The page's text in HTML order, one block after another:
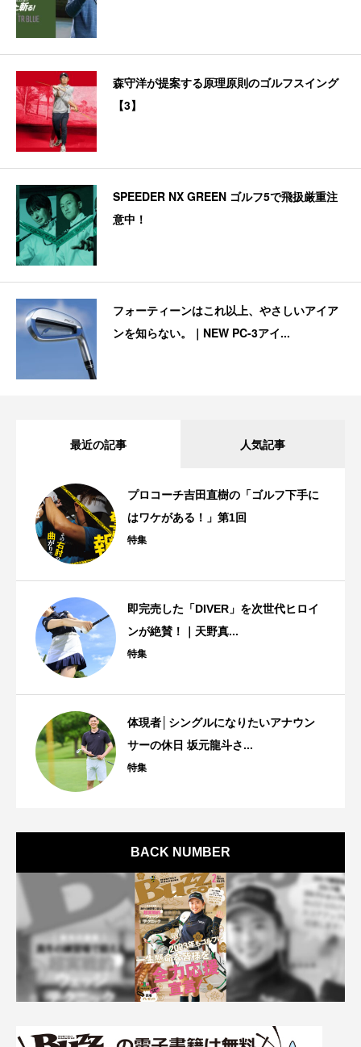
森守洋が提案する原理原則のゴルフスイング
【3】
SPEEDER NX GREEN ゴルフ5で飛扱厳重注
意中！
フォーティーンはこれ以上、やさしいアイア
ンを知らない。｜NEW PC-3アイ...
最近の記事 人気記事
プロコーチ吉田直樹の「ゴルフ下手に
はワケがある！」第1回
特集
即完売した「DIVER」を次世代ヒロイ
ンが絶賛！｜天野真...
特集
体現者│シングルになりたいアナウン
サーの休日 坂元龍斗さ...
特集
BACK NUMBER